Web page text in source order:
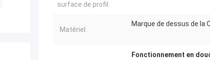
surface de profil:
Matériel:
Marque de dessus de la
Fonctionnement en